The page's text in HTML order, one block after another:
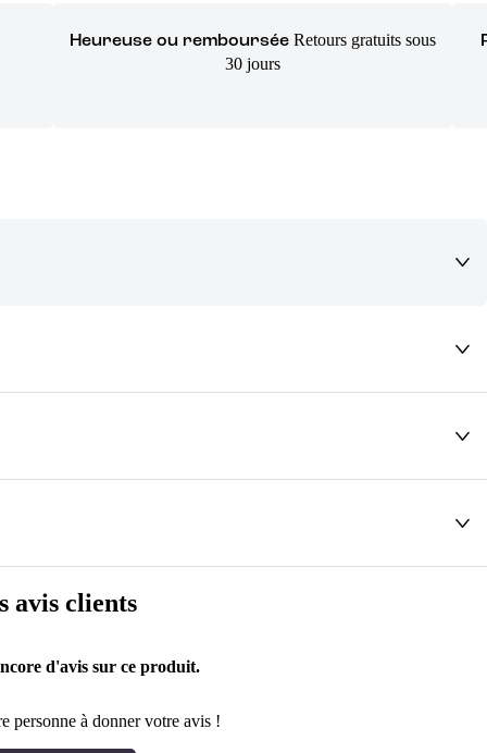
Heureuse ou remboursée Retours gratuits sous
30 jours
avis clients
d'avis sur ce produit.
personne à donner votre avis !